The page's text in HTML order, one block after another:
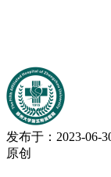
发布于：2023-06-
原创